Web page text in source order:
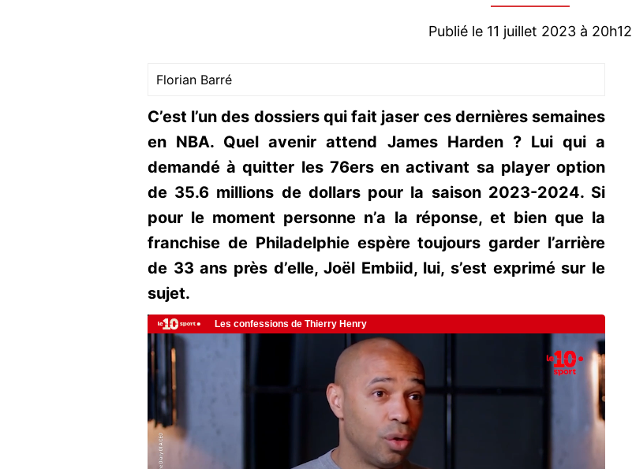
Publié le 11 juillet 2023 à 20h12
Florian Barré
C’est l’un des dossiers qui fait jaser ces dernières semaines
en NBA. Quel avenir attend James Harden ? Lui qui a
demandé à quitter les 76ers en activant sa player option
de 35.6 millions de dollars pour la saison 2023-2024. Si
pour le moment personne n’a la réponse, et bien que la
franchise de Philadelphie espère toujours garder l’arrière
de 33 ans près d’elle, Joël Embiid, lui, s’est exprimé sur le
sujet.